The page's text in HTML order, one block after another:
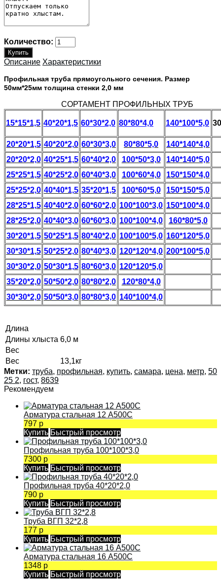
Количество:
Описание Характеристики
Профильная труба прямоугольного сечения. Размер
50мм*25мм толщина стенки 2,0 мм
СОРТАМЕНТ ПРОФИЛЬНЫХ ТРУБ
15*15*1,5 40*20*1,5 60*30*2,0 80*80*4,0 140*100*5,0
20*20*1,5 40*20*2,0 60*30*3,0 80*80*5,0
140*140*4,0
20*20*2,0 40*25*1,5 60*40*2,0 100*50*3,0
140*140*5,0
25*25*1,5 40*25*2,0 60*40*3,0 100*60*4,0
150*150*4,0
25*25*2,0 40*40*1,5 35*20*1,5 100*60*5,0
150*150*5,0
28*25*1,5 40*40*2,0 60*60*2,0 100*100*3,0 150*100*4,0
28*25*2,0 40*40*3,0 60*60*3,0 100*100*4,0
160*80*5,0
30*20*1,5 50*25*1,5 80*40*2,0 100*100*5,0 160*120*5,0
30*30*1,5 50*25*2,0 80*40*3,0 120*120*4,0 200*100*5,0
30*30*2,0 50*30*1,5 80*60*3,0 120*120*5,0
35*20*2,0 50*50*2,0 80*80*2,0
120*80*4,0
30*30*2,0 50*50*3,0 80*80*3,0 140*100*4,0
Длина
Длины хлыста 6,0 м
Вес
Вес
13,1кг
Метки: труба, профильная, купить, самара, цена, метр, 50
25 2, гост, 8639
Рекомендуем
Арматура стальная 12 А500С
797 р
Купить Быстрый просмотр
Профильная труба 100*100*3,0
7300 р
Купить Быстрый просмотр
Профильная труба 40*20*2,0
790 р
Купить Быстрый просмотр
Труба ВГП 32*2,8
177 р
Купить Быстрый просмотр
Арматура стальная 16 А500С
1348 р
Купить Быстрый просмотр